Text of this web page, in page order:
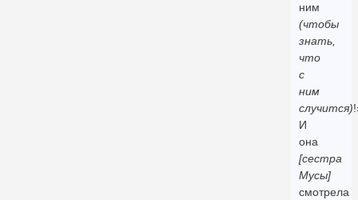
ним
(чтобы
знать,
что
с
ним
случится)
И
она
[сестра
Мусы]
смотрела